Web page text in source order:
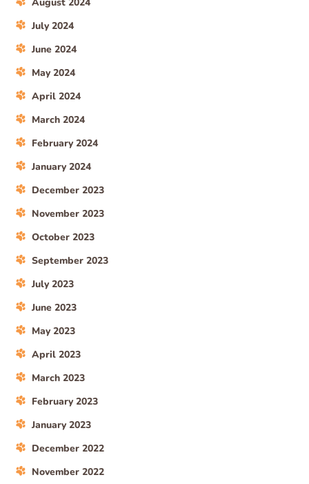
July 2024
June 2024
May 2024
April 2024
March 2024
February 2024
January 2024
December 2023
November 2023
October 2023
September 2023
July 2023
June 2023
May 2023
April 2023
March 2023
February 2023
January 2023
December 2022
November 2022